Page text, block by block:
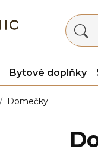
Bytové doplňky
Domečky